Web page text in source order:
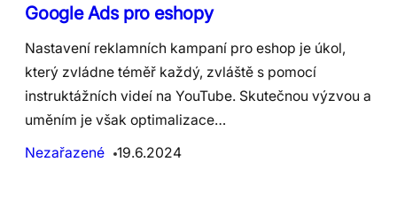
Google Ads pro eshopy
Nastavení reklamních kampaní pro eshop je úkol,
který zvládne téměř každý, zvláště s pomocí
instruktážních videí na YouTube. Skutečnou výzvou a
uměním je však optimalizace…
Nezařazené
19.6.2024